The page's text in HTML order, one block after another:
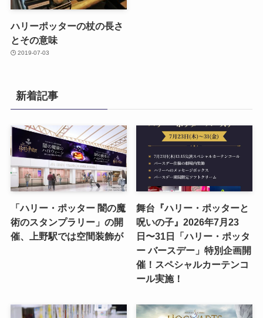
ハリーポッターの杖の長さ
とその意味
2019-07-03
新着記事
「ハリー・ポッター 闇の魔
術のスタンプラリー」の開
催、上野駅では空間装飾が
舞台『ハリー・ポッターと
呪いの子』2026年7月23
日〜31日「ハリー・ポッタ
ー バースデー」特別企画開
催！スペシャルカーテンコ
ール実施！